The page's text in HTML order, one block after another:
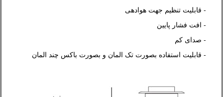
- قابلیت تنظیم جهت هوادهی
- افت فشار پایین
- صدای کم
- قابلیت استفاده بصورت تک المان و بصورت باکس چند المان